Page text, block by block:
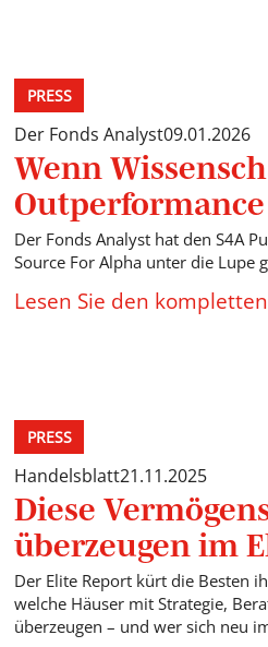
PRESS
Der Fonds Analyst09.01.2026
Wenn
Der Fonds Analyst hat den S4A
Source For Alpha unter die Lupe
Lesen Sie den
PRESS
Handelsblatt21.11.2025
Diese
überzeugen im
Der Elite Report kürt die Besten
welche Häuser mit Strategie,
überzeugen – und wer sich neu